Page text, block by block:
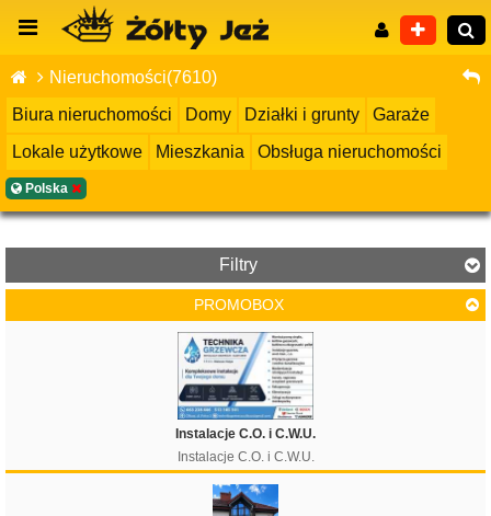
Nieruchomości(7610)
Biura nieruchomości
Domy Działki i grunty
Garaże
Lokale użytkowe
Mieszkania Obsługa nieruchomości
Polska
Filtry
Filtruj
PROMOBOX
Instalacje C.O. i C.W.U.
Instalacje C.O. i C.W.U.